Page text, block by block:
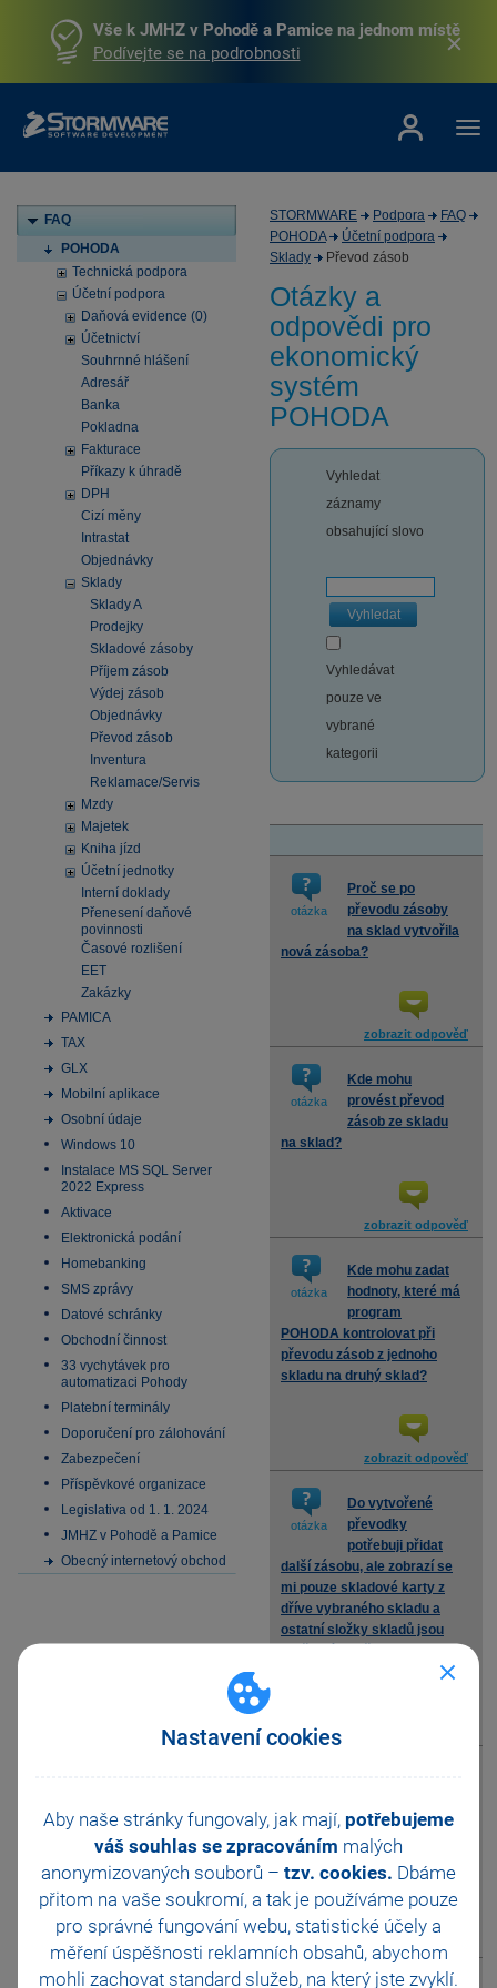
Nastavení cookies
Aby naše stránky fungovaly, jak mají, potřebujeme
váš souhlas se zpracováním malých
anonymizovaných souborů – tzv. cookies. Dbáme
přitom na vaše soukromí, a tak je používáme pouze
pro správné fungování webu, statistické účely a
měření úspěšnosti reklamních obsahů, abychom
mohli zachovat standard služeb, na který jste zvyklí.
Vše k JMHZ v Pohodě a Pamice na jednom místě
Podívejte se na podrobnosti
FAQ
POHODA
Technická podpora
Účetní podpora
Daňová evidence (0)
Účetnictví
Souhrnné hlášení
Adresář
Banka
Pokladna
Fakturace
Příkazy k úhradě
DPH
Cizí měny
Intrastat
Objednávky
Sklady
Sklady A
Prodejky
Skladové zásoby
Příjem zásob
Výdej zásob
Objednávky
Převod zásob
Inventura
Reklamace/Servis
Mzdy
Majetek
Kniha jízd
Účetní jednotky
Interní doklady
Přenesení daňové
povinnosti
Časové rozlišení
EET
Zakázky
PAMICA
TAX
GLX
Mobilní aplikace
Osobní údaje
Windows 10
Instalace MS SQL Server
2022 Express
Aktivace
Elektronická podání
Homebanking
SMS zprávy
Datové schránky
Obchodní činnost
33 vychytávek pro
automatizaci Pohody
Platební terminály
Doporučení pro zálohování
Zabezpečení
Příspěvkové organizace
Legislativa od 1. 1. 2024
JMHZ v Pohodě a Pamice
Obecný internetový obchod
STORMWARE Podpora
FAQ
POHODA
Účetní podpora
Sklady
Převod zásob
Otázky a
odpovědi pro
ekonomický
systém
POHODA
Vyhledat
záznamy
obsahující slovo
Vyhledat
Vyhledávat
pouze ve
vybrané
kategorii
otázka
Proč se po
převodu zásoby
na sklad vytvořila
nová zásoba?
zobrazit odpověď
otázka
Kde mohu
provést převod
zásob ze skladu
na sklad?
zobrazit odpověď
otázka
Kde mohu zadat
hodnoty, které má
program
POHODA kontrolovat při
převodu zásob z jednoho
skladu na druhý sklad?
zobrazit odpověď
otázka
Do vytvořené
převodky
potřebuji přidat
další zásobu, ale zobrazí se
mi pouze skladové karty z
dříve vybraného skladu a
ostatní složky skladů jsou
vytvoří nová
složka Nezařazeno v
cílovém skladu. Proč?
zobrazit odpověď